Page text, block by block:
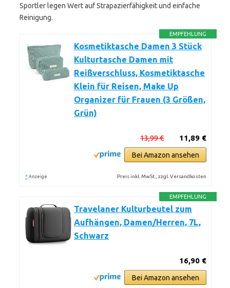
Sportler legen Wert auf Strapazierfähigkeit und einfache
Reinigung.
EMPFEHLUNG
Kosmetiktasche Damen 3 Stück
Kulturtasche Damen mit
Reißverschluss, Kosmetiktasche
Klein für Reisen, Make Up
Organizer für Frauen (3 Größen,
Grün)
11,89 €
13,99 €
Bei Amazon ansehen
* Anzeige Preis inkl. MwSt., zzgl. Versandkosten
EMPFEHLUNG
Travelaner Kulturbeutel zum
Aufhängen, Damen/Herren, 7L,
Schwarz
16,90 €
Bei Amazon ansehen